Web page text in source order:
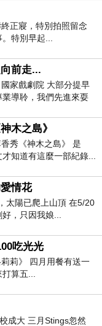
正寢，特別拍照留念
特別早起...
前走...
家戲劇院 大部分提早
導聆，我們先進來耍
木之島》
秀《神木之島》 是
知道有這麼一部紀錄...
情花
太陽已爬上山頂 在5/20
，只因我娘...
吃光光
莉》 四月用餐有送一
算五...
成大 三月Stings忽然